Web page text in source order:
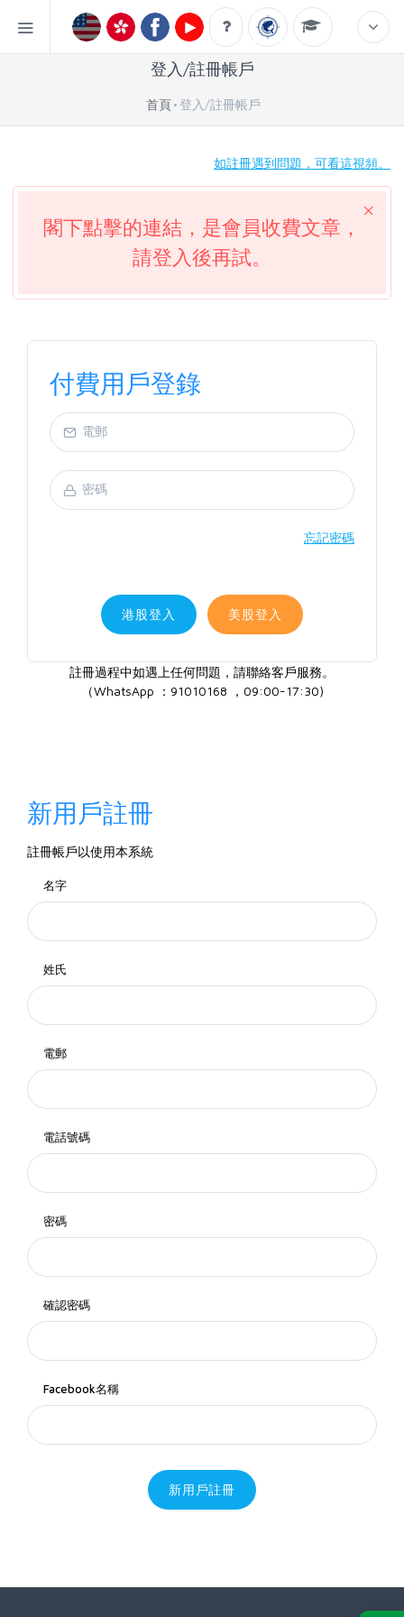
登入/註冊帳戶
首頁 登入/註冊帳戶
如註冊遇到問題，可看這視頻。
閣下點擊的連結，是會員收費文章，
請登入後再試。
付費用戶登錄
忘記密碼
港股登入 美股登入
註冊過程中如遇上任何問題，請聯絡客戶服務。
（WhatsApp ：91010168 ，09:00-17:30)
新用戶註冊
註冊帳戶以使用本系統
名字
姓氏
電郵
電話號碼
密碼
確認密碼
Facebook名稱
新用戶註冊